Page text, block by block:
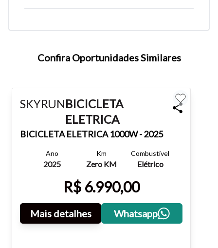
Tamanho do texto
atalhos Ctrl+ (para aumentar) e Ctrl- (para diminuir) no seu
Fechar
Confira Oportunidades Similares
SKYRUNBICICLETA
ELETRICA
BICICLETA ELETRICA 1000W - 2025
Ano
2025
Km
Zero KM
Combustível
Elétrico
R$ 6.990,00
Mais detalhes Whatsapp